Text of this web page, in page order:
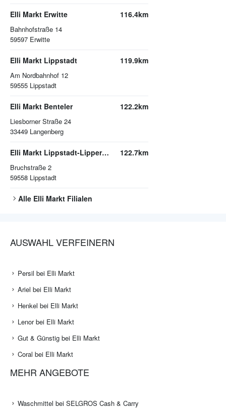
Elli Markt Erwitte
Bahnhofstraße 14
59597 Erwitte
116.4km
Elli Markt Lippstadt
Am Nordbahnhof 12
59555 Lippstadt
119.9km
Elli Markt Benteler
Liesborner Straße 24
33449 Langenberg
122.2km
Elli Markt Lippstadt-Lipperode
Bruchstraße 2
59558 Lippstadt
122.7km
Alle Elli Markt Filialen
AUSWAHL VERFEINERN
Persil bei Elli Markt
Ariel bei Elli Markt
Henkel bei Elli Markt
Lenor bei Elli Markt
Gut & Günstig bei Elli Markt
Coral bei Elli Markt
MEHR ANGEBOTE
Waschmittel bei SELGROS Cash & Carry